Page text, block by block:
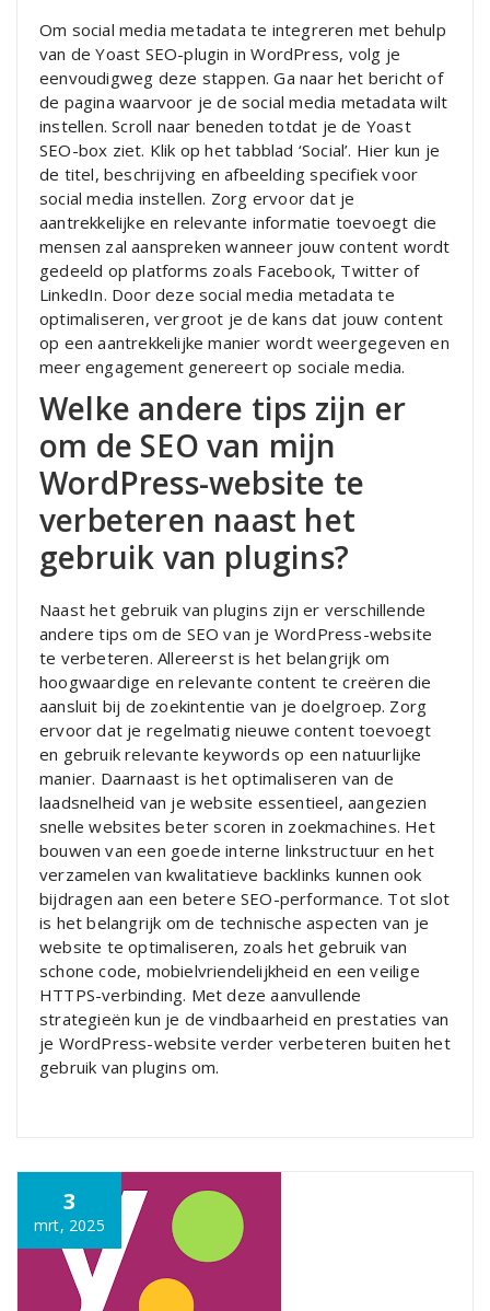
Om social media metadata te integreren met behulp
van de Yoast SEO-plugin in WordPress, volg je
eenvoudigweg deze stappen. Ga naar het bericht of
de pagina waarvoor je de social media metadata wilt
instellen. Scroll naar beneden totdat je de Yoast
SEO-box ziet. Klik op het tabblad ‘Social’. Hier kun je
de titel, beschrijving en afbeelding specifiek voor
social media instellen. Zorg ervoor dat je
aantrekkelijke en relevante informatie toevoegt die
mensen zal aanspreken wanneer jouw content wordt
gedeeld op platforms zoals Facebook, Twitter of
LinkedIn. Door deze social media metadata te
optimaliseren, vergroot je de kans dat jouw content
op een aantrekkelijke manier wordt weergegeven en
meer engagement genereert op sociale media.
Welke andere tips zijn er
om de SEO van mijn
WordPress-website te
verbeteren naast het
gebruik van plugins?
Naast het gebruik van plugins zijn er verschillende
andere tips om de SEO van je WordPress-website
te verbeteren. Allereerst is het belangrijk om
hoogwaardige en relevante content te creëren die
aansluit bij de zoekintentie van je doelgroep. Zorg
ervoor dat je regelmatig nieuwe content toevoegt
en gebruik relevante keywords op een natuurlijke
manier. Daarnaast is het optimaliseren van de
laadsnelheid van je website essentieel, aangezien
snelle websites beter scoren in zoekmachines. Het
bouwen van een goede interne linkstructuur en het
verzamelen van kwalitatieve backlinks kunnen ook
bijdragen aan een betere SEO-performance. Tot slot
is het belangrijk om de technische aspecten van je
website te optimaliseren, zoals het gebruik van
schone code, mobielvriendelijkheid en een veilige
HTTPS-verbinding. Met deze aanvullende
strategieën kun je de vindbaarheid en prestaties van
je WordPress-website verder verbeteren buiten het
gebruik van plugins om.
3
mrt, 2025